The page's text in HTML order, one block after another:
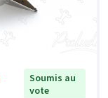
Soumis au
vote